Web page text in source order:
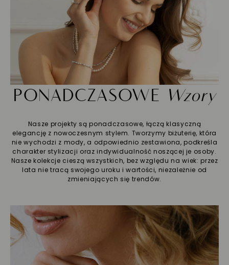
PONADCZASOWE Wzory
Nasze projekty są ponadczasowe, łączą klasyczną
elegancję z nowoczesnym stylem. Tworzymy biżuterię, która
nie wychodzi z mody, a odpowiednio zestawiona, podkreśla
charakter stylizacji oraz indywidualność noszącej je osoby.
Nasze kolekcje cieszą wszystkich, bez względu na wiek: przez
lata nie tracą swojego uroku i wartości, niezależnie od
zmieniających się trendów.